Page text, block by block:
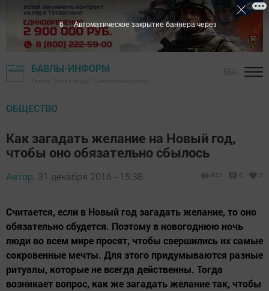
БАВЛЫ-ИНФОРМ
ОБЩЕСТВО
Как загадать желание на Новый год,
чтобы оно обязательно сбылось
Автор, 31 декабря 2016 - 15:38 822 0 0
Считается, если в Новый год загадать желание, то оно
обязательно сбудется. Поэтому в новогоднюю ночь
люди во всем мире просят, чтобы свершились их самые
сокровенные мечты. Для этого придумываются разные
ритуалы, которые не всегда действенны. Тогда
возникает вопрос, как же загадать желание так, чтобы
5 Автоматическое закрытие баннера через